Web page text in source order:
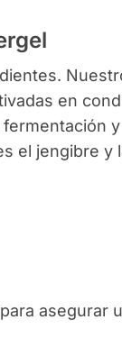
en
y
el jengibre y
asegurar